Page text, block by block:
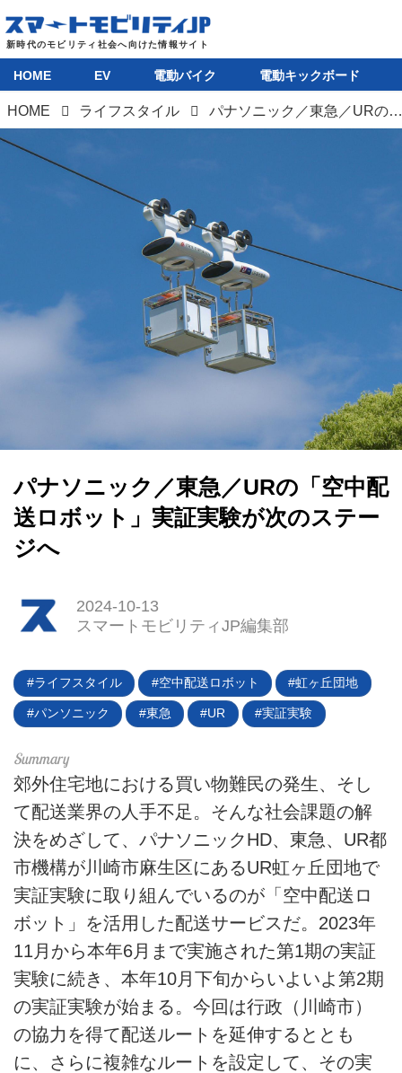
HOME
EV
電動バイク
電動キックボード
ライフスタイル
テクノロジー
このメディアについて
HOME EV 電動バイク 電動キックボード
HOME ライフスタイル パナソニック／東急／URの「空中配送ロボット」実証実験が次のステージへ
パナソニック／東急／URの「空中配
送ロボット」実証実験が次のステー
ジへ
2024-10-13
スマートモビリティJP編集部
ライフスタイル 空中配送ロボット 虹ヶ丘団地
パンソニック 東急 UR 実証実験
郊外住宅地における買い物難民の発生、そし
て配送業界の人手不足。そんな社会課題の解
決をめざして、パナソニックHD、東急、UR都
市機構が川崎市麻生区にあるUR虹ヶ丘団地で
実証実験に取り組んでいるのが「空中配送ロ
ボット」を活用した配送サービスだ。2023年
11月から本年6月まで実施された第1期の実証
実験に続き、本年10月下旬からいよいよ第2期
の実証実験が始まる。今回は行政（川崎市）
の協力を得て配送ルートを延伸するととも
に、さらに複雑なルートを設定して、その実